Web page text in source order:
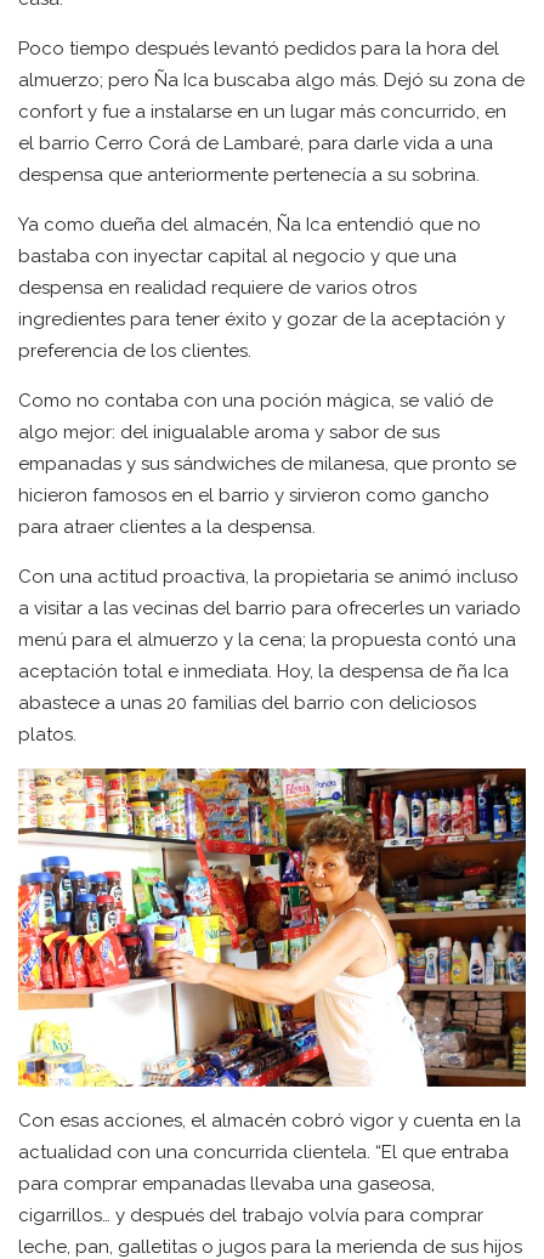
Poco tiempo después levantó pedidos para la hora del
almuerzo; pero Ña Ica buscaba algo más. Dejó su zona de
confort y fue a instalarse en un lugar más concurrido, en
el barrio Cerro Corá de Lambaré, para darle vida a una
despensa que anteriormente pertenecía a su sobrina.
Ya como dueña del almacén, Ña Ica entendió que no
bastaba con inyectar capital al negocio y que una
despensa en realidad requiere de varios otros
ingredientes para tener éxito y gozar de la aceptación y
preferencia de los clientes.
Como no contaba con una poción mágica, se valió de
algo mejor: del inigualable aroma y sabor de sus
empanadas y sus sándwiches de milanesa, que pronto se
hicieron famosos en el barrio y sirvieron como gancho
para atraer clientes a la despensa.
Con una actitud proactiva, la propietaria se animó incluso
a visitar a las vecinas del barrio para ofrecerles un variado
menú para el almuerzo y la cena; la propuesta contó una
aceptación total e inmediata. Hoy, la despensa de ña Ica
abastece a unas 20 familias del barrio con deliciosos
platos.
Con esas acciones, el almacén cobró vigor y cuenta en la
actualidad con una concurrida clientela. “El que entraba
para comprar empanadas llevaba una gaseosa,
cigarrillos… y después del trabajo volvía para comprar
leche, pan, galletitas o jugos para la merienda de sus hijos